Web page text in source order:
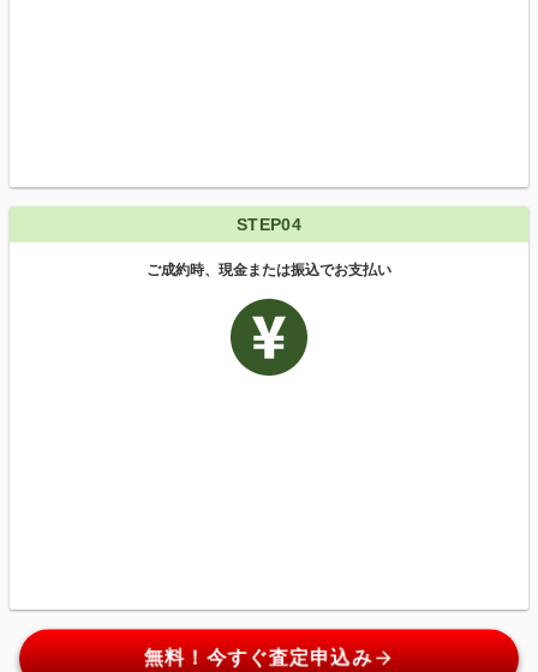
STEP04
ご成約時、現金または振込でお支払い
無料！今すぐ査定申込みarrow_forward